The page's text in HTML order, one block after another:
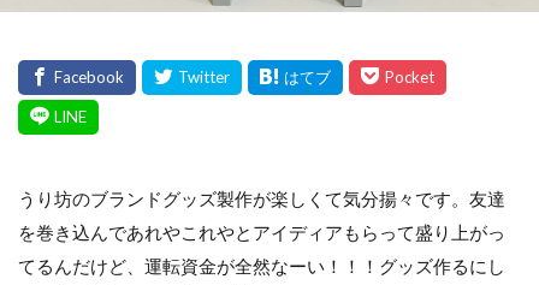
うり坊のブランドグッズ製作が楽しくて気分揚々です。友達
を巻き込んであれやこれやとアイディアもらって盛り上がっ
てるんだけど、運転資金が全然なーい！！！グッズ作るにし